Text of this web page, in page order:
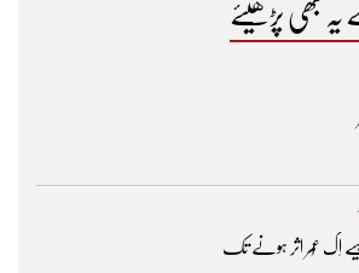
بھی پڑھیئے
اِک عُمر اثر ہونے تک